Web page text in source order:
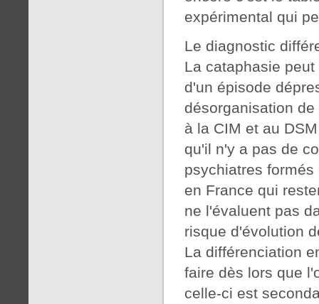
expérimental qui
Le diagnostic
La cataphasie
d'un épisode
désorganisation
à la CIM et au
qu'il n'y a pas de
psychiatres
en France qui
ne l'évaluent pas
risque d'évolution
La différenciation
faire dès lors que
celle-ci est